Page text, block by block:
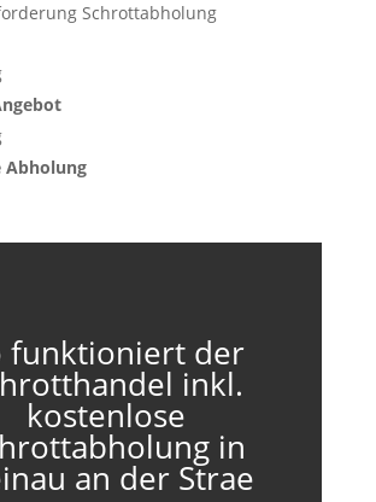
Schrottabholung
Abholung
funktioniert der
inkl.
kostenlose
in
an der Strae